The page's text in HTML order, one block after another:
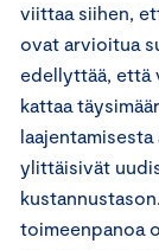
viittaa siihen,
ovat arvioitua
edellyttää, että
kattaa
ylittäisivät
toimeenpanoa